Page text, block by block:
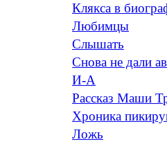
Клякса в
Любимцы
Слышать
Снова не дали
И-А
Рассказ Маши
Хроника
Ложь